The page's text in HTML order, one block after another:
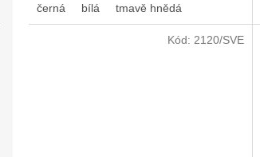
černá bílá tmavě hnědá
Kód: 2120/SVE